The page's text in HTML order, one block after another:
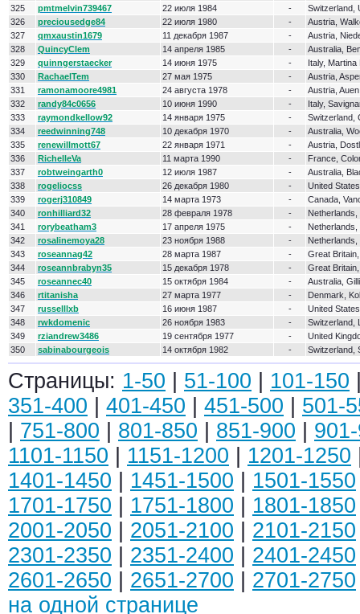
325
pmtmelvin739467 22 июля 1984 -
Switzerland,
326
preciousedge84 22 июля 1980 -
Austria,
327
qmxaustin1679 11 декабря 1987 -
Austria,
328
QuincyClem 14 апреля 1985 -
Australia,
329
quinngerstaecker 14 июня 1975 -
Italy, Martina
330
RachaelTem 27 мая 1975 -
Austria,
331
ramonamoore4981 24 августа 1978 -
Austria, Auen
332
randy84c0656 10 июня 1990 -
Italy,
333
raymondkellow92 14 января 1975 -
Switzerland,
334
reedwinning748 10 декабря 1970 -
Australia,
335
renewillmott67 22 января 1971 -
Austria,
336
RichelleVa 11 марта 1990 -
France,
337
robtweingarth0 12 июля 1987 -
Australia,
338
rogeliocss 26 декабря 1980 -
United
339
rogerj310849 14 марта 1973 -
Canada,
340
ronhilliard32 28 февраля 1978 -
341
rorybeatham3 17 апреля 1975 -
Netherlands,
342
rosalinemoya28 23 ноября 1988 -
343
roseannag42 28 марта 1987 -
Great
344
roseannbrabyn35 15 декабря 1978 -
Great
345
roseannec40 15 октября 1984 -
Australia,
346
rtitanisha 27 марта 1977 -
Denmark,
347
russelllxb 16 июня 1987 -
United
348
rwkdomenic 26 ноября 1983 -
Switzerland,
349
rziandrew3486 19 сентября 1977 -
United
350
sabinabourgeois 14 октября 1982 - Switzerland,
Страницы: 1-50 51-100 101-150
351-400
401-450 451-500
501-
751-800 801-850 851-900
1101-1150
1151-1200 1201-1250
1401-1450
1451-1500 1501-1550
1701-1750
1751-1800 1801-1850
2001-2050
2051-2100 2101-2150
2301-2350
2351-2400 2401-2450
2601-2650
2651-2700 2701-2750
на одной странице